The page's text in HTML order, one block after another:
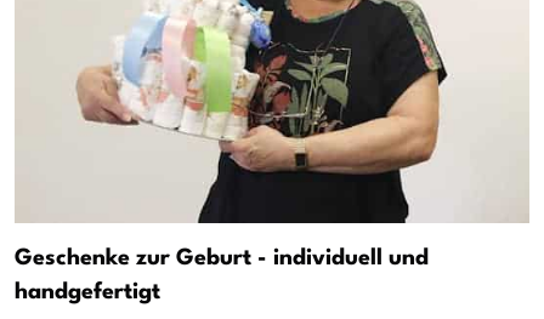
Geschenke zur Geburt - individuell und
handgefertigt